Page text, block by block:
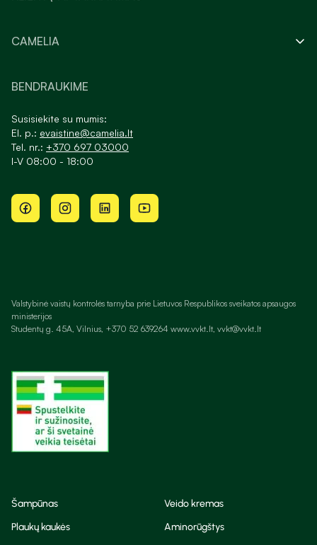
CAMELIA
BENDRAUKIME
Susisiekite su mumis:
El. p.: evaistine@camelia.lt
Tel. nr.: +370 697 03000
I-V 08:00 - 18:00
Valstybinė vaistų kontrolės tarnyba prie Lietuvos Respublikos sveikatos apsaugos
ministerijos
Studentų g. 45A, Vilnius, +370 52 639264 www.vvkt.lt, vvkt@vvkt.lt
Šampūnas
Veido kremas
Plaukų kaukės
Aminorūgštys